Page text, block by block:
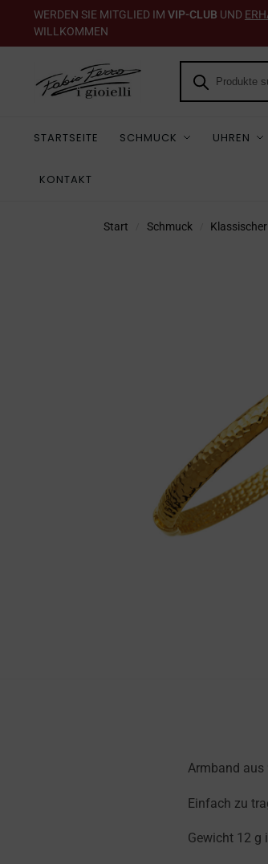
WERDEN SIE MITGLIED IM VIP-CLUB UND
WILLKOMMEN
STARTSEITE SCHMUCK UHREN
KONTAKT
Start Schmuck
Armband aus
Einfach zu
Gewicht 12 g